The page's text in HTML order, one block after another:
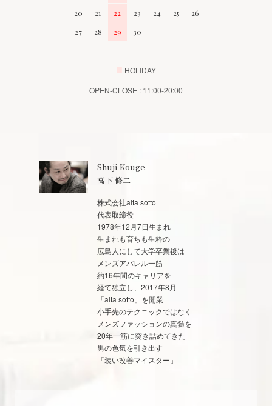
20
21 22 23 24 25
26
27
28 29 30
HOLIDAY
OPEN-CLOSE : 11:00-20:00
Shuji Kouge
高下 修二
株式会社alta sotto
代表取締役
1978年12月7日生まれ
生まれも育ちも生粋の
広島人にして大学卒業後は
メンズアパレル一筋
約16年間のキャリアを
経て独立し、2017年8月
「alta sotto」を開業
小手先のテクニックではなく
メンズファッションの真髄を
20年一筋に突き詰めてきた
男の色気を引き出す
「装い改善マイスター」